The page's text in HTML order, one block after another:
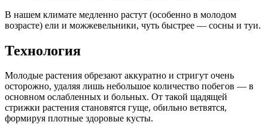
В нашем климате медленно растут (особенно в молодом
возрасте) ели и можжевельники, чуть быстрее — сосны и туи.
Технология
Молодые растения обрезают аккуратно и стригут очень
осторожно, удаляя лишь небольшое количество побегов — в
основном ослабленных и больных. От такой щадящей
стрижки растения становятся гуще, обильно ветвятся,
формируя плотные здоровые кусты.